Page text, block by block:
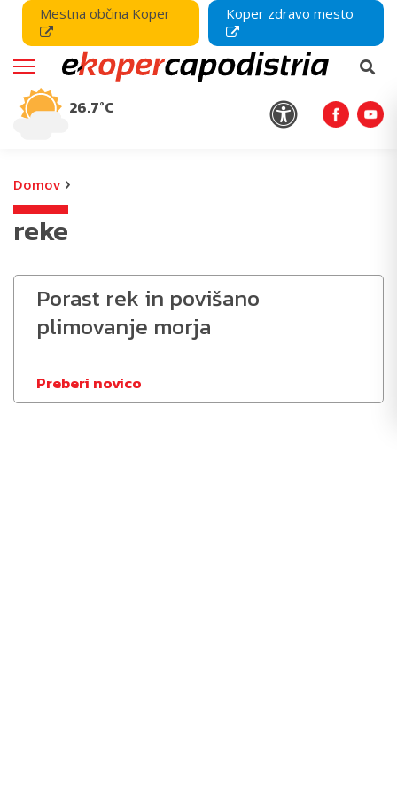
Mestna občina Koper Koper zdravo mesto
26.7°C
Domov ›
reke
Porast rek in povišano
plimovanje morja
Preberi novico